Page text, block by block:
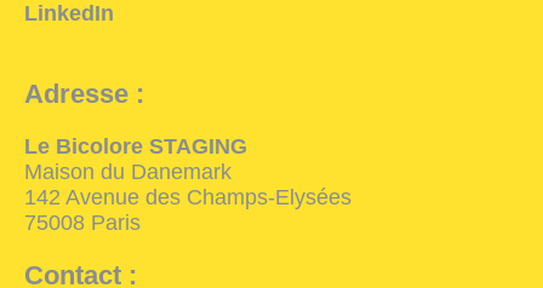
LinkedIn
Adresse :
Le Bicolore STAGING
Maison du Danemark
142 Avenue des Champs-Elysées
75008 Paris
Contact :